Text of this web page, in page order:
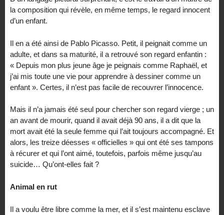
la composition qui révèle, en même temps, le regard innocent
d’un enfant.
Il en a été ainsi de Pablo Picasso. Petit, il peignait comme un
adulte, et dans sa maturité, il a retrouvé son regard enfantin :
« Depuis mon plus jeune âge je peignais comme Raphaël, et
j’ai mis toute une vie pour apprendre à dessiner comme un
enfant ». Certes, il n’est pas facile de recouvrer l’innocence.
Mais il n’a jamais été seul pour chercher son regard vierge ; un
an avant de mourir, quand il avait déjà 90 ans, il a dit que la
mort avait été la seule femme qui l’ait toujours accompagné. Et
alors, les treize déesses « officielles » qui ont été ses tampons
à récurer et qui l’ont aimé, toutefois, parfois même jusqu’au
suicide… Qu’ont-elles fait ?
Animal en rut
Il a voulu être libre comme la mer, et il s’est maintenu esclave